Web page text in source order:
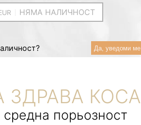
НЯМА НАЛИЧНОСТ
Да, уведоми ме
ЗДРАВА КОСА
порьозност